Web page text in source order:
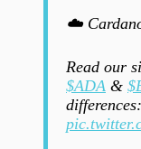
☁️
Read our
$ADA &
differences: